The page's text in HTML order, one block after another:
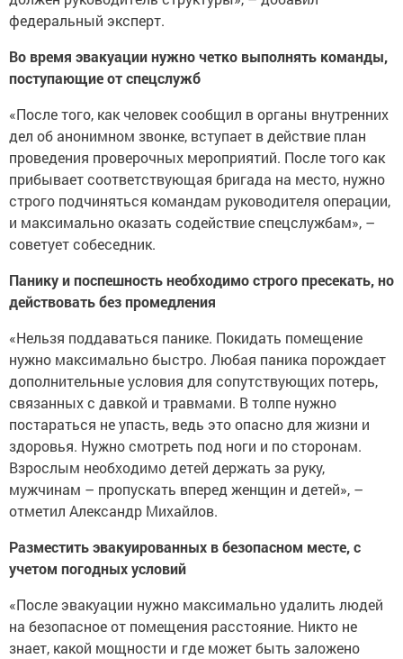
федеральный эксперт.
Во время эвакуации нужно четко выполнять команды,
поступающие от спецслужб
«После того, как человек сообщил в органы внутренних
дел об анонимном звонке, вступает в действие план
проведения проверочных мероприятий. После того как
прибывает соответствующая бригада на место, нужно
строго подчиняться командам руководителя операции,
и максимально оказать содействие спецслужбам», –
советует собеседник.
Панику и поспешность необходимо строго пресекать, но
действовать без промедления
«Нельзя поддаваться панике. Покидать помещение
нужно максимально быстро. Любая паника порождает
дополнительные условия для сопутствующих потерь,
связанных с давкой и травмами. В толпе нужно
постараться не упасть, ведь это опасно для жизни и
здоровья. Нужно смотреть под ноги и по сторонам.
Взрослым необходимо детей держать за руку,
мужчинам – пропускать вперед женщин и детей», –
отметил Александр Михайлов.
Разместить эвакуированных в безопасном месте, с
учетом погодных условий
«После эвакуации нужно максимально удалить людей
на безопасное от помещения расстояние. Никто не
знает, какой мощности и где может быть заложено